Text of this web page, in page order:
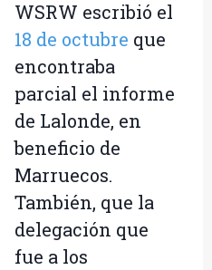
WSRW escribió el
18 de octubre que
encontraba
parcial el informe
de Lalonde, en
beneficio de
Marruecos.
También, que la
delegación que
fue a los